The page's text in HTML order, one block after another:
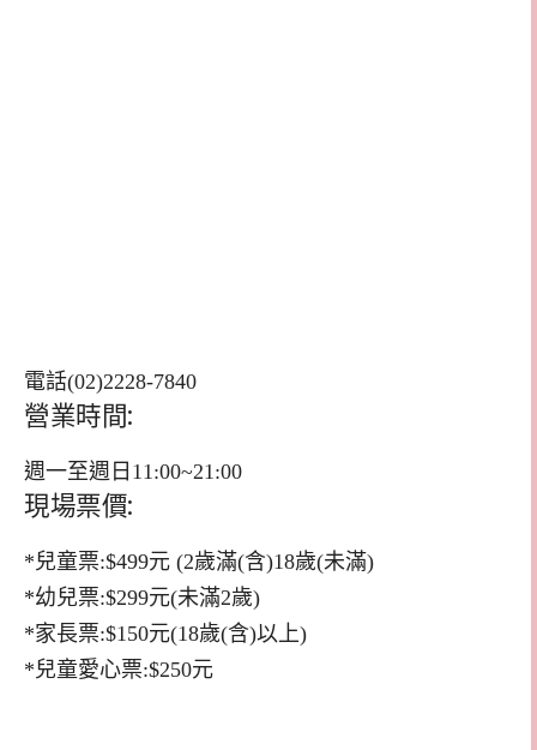
電話(02)2228-7840
營業時間:
週一至週日11:00~21:00
現場票價:
*兒童票:$499元 (2歲滿(含)18歲(未滿)
*幼兒票:$299元(未滿2歲)
*家長票:$150元(18歲(含)以上)
*兒童愛心票:$250元